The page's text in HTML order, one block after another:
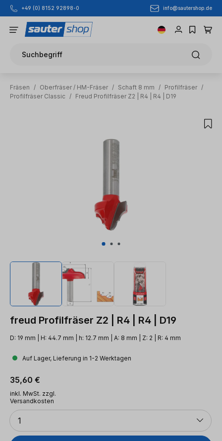
Zum Hauptinhalt springen
+49 (0) 8152 92898-0 info@sautershop.de
Suchbegriff
Fräsen / Oberfräser / HM-Fräser / Schaft 8 mm / Profilfräser /
Profilfräser Classic / Freud Profilfräser Z2 | R4 | R4 | D19
freud Profilfräser Z2 | R4 | R4 | D19
D: 19 mm | H: 44.7 mm | h: 12.7 mm | A: 8 mm | Z: 2 | R: 4 mm
Auf Lager, Lieferung in 1-2 Werktagen
Regulärer Preis:
35,60 €
inkl. MwSt. zzgl.
Versandkosten
Anzahl
1